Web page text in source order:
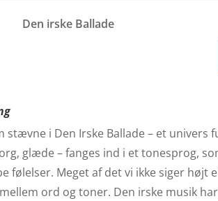
Den irske Ballade
i Den Irske Ballade – et univers
glæde – fanges ind i et tonesprog,
følelser. Meget af det vi ikke siger højt
ord og toner. Den irske musik